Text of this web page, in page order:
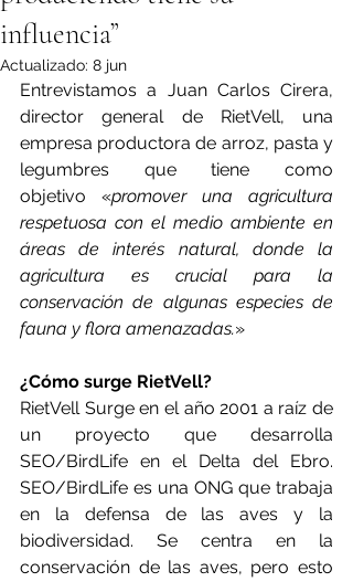
influencia”
Actualizado: 8 jun
Entrevistamos a Juan Carlos Cirera,
director general de RietVell, una
empresa productora de arroz, pasta y
legumbres que tiene como
objetivo «promover una agricultura
respetuosa con el medio ambiente en
áreas de interés natural, donde la
agricultura es crucial para la
conservación de algunas especies de
fauna y flora amenazadas.»
¿Cómo surge RietVell?
RietVell Surge en el año 2001 a raíz de
un proyecto que desarrolla
SEO/BirdLife en el Delta del Ebro.
SEO/BirdLife es una ONG que trabaja
en la defensa de las aves y la
biodiversidad. Se centra en la
conservación de las aves, pero esto